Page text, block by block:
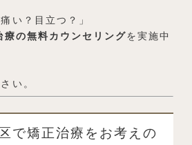
い？目立つ？」
療の無料カウンセリングを実施中
い。
で矯正治療をお考えの